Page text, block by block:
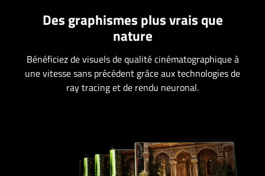
Des graphismes plus vrais que
nature
Bénéficiez de visuels de qualité cinématographique à
une vitesse sans précédent grâce aux technologies de
ray tracing et de rendu neuronal.